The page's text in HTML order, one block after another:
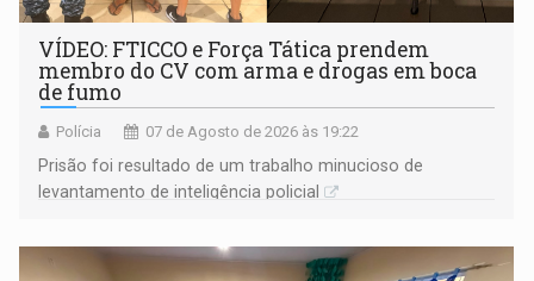
VÍDEO: FTICCO e Força Tática prendem
membro do CV com arma e drogas em boca
de fumo
Polícia 07 de Agosto de 2026 às 19:22
Prisão foi resultado de um trabalho minucioso de
levantamento de inteligência policial